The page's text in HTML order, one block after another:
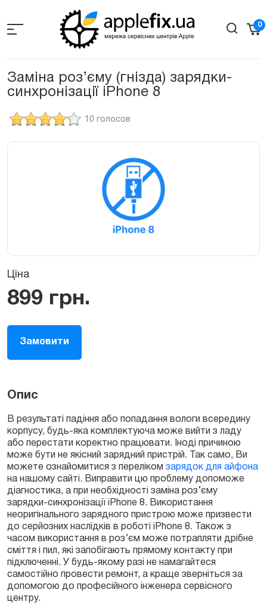
the
0
Заміна роз’єму (гнізда) зарядки-
синхронізації iPhone 8
10 голосов
Ціна
899 грн.
Замовити
Опис
В результаті падіння або попадання вологи всередину
корпусу, будь-яка комплектуюча може вийти з ладу
або перестати коректно працювати. Іноді причиною
може бути не якісний зарядний пристрій. Так само, Ви
можете ознайомитися з переліком зарядок для айфона
на нашому сайті. Виправити цю проблему допоможе
діагностика, а при необхідності заміна роз’єму
зарядки-синхронізації iPhone 8. Використання
неоригінального зарядного пристрою може призвести
до серйозних наслідків в роботі iPhone 8. Також з
часом використання в роз’єм може потрапляти дрібне
сміття і пил, які запобігають прямому контакту при
підключенні. У будь-якому разі не намагайтеся
самостійно провести ремонт, а краще зверніться за
допомогою до професійного інженера сервісного
центру.